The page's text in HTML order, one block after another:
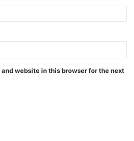
website in this browser for the next